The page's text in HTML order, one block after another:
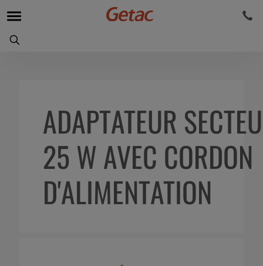
ADAPTATEUR
25 W AVEC CORDON
D'ALIMENTATION